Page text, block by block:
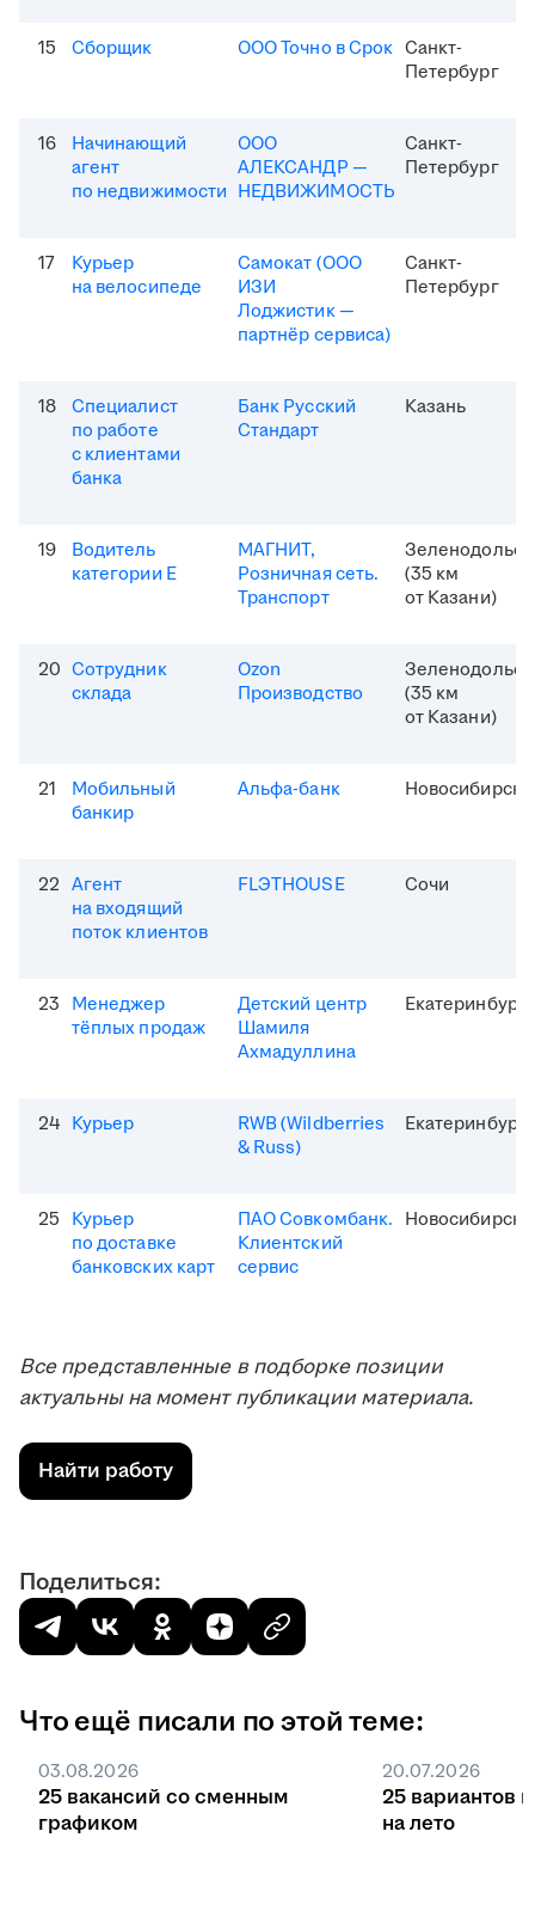
15 Сборщик ООО Точно в Срок Санкт-
Петербург
16
Начинающий
агент
по недвижимости
ООО
АЛЕКСАНДР —
НЕДВИЖИМОСТЬ
Санкт-
Петербург
17
Курьер
на велосипеде
Самокат (ООО
ИЗИ
Лоджистик —
партнёр сервиса)
Санкт-
Петербург
18
Специалист
по работе
с клиентами
банка
Банк Русский
Стандарт
Казань
19
Водитель
категории Е
МАГНИТ,
Розничная сеть.
Транспорт
Зеленодольск
(35 км
от Казани)
20 Сотрудник
склада
Ozon
Производство
Зеленодольск
(35 км
от Казани)
21
Мобильный
банкир
Альфа-банк Новосибирск
22 Агент
на входящий
поток клиентов
FLЭTHOUSE Сочи
23 Менеджер
тёплых продаж
Детский центр
Шамиля
Ахмадуллина
Екатеринбург
24 Курьер
RWB (Wildberries
& Russ)
Екатеринбург
25 Курьер
по доставке
банковских карт
ПАО Совкомбанк.
Клиентский
сервис
Новосибирск
Все представленные в подборке позиции
актуальны на момент публикации материала.
Найти работу
Поделиться:
Что ещё писали по этой теме:
03.08.2026
25 вакансий со сменным
графиком
20.07.2026
25 вариантов
на лето